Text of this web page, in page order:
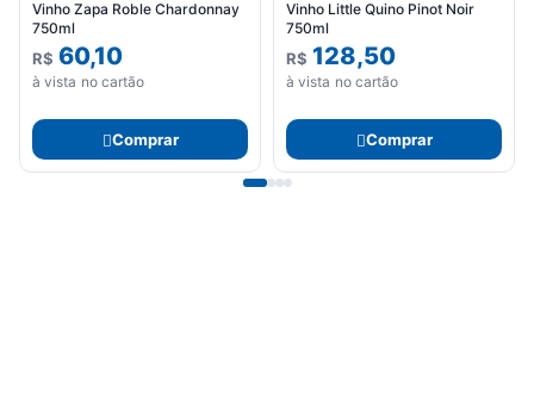
Vinho Zapa Roble Chardonnay
750ml
R$ 60,10
à vista no cartão
Comprar
Vinho Little Quino Pinot Noir
750ml
R$ 128,50
à vista no cartão
Comprar